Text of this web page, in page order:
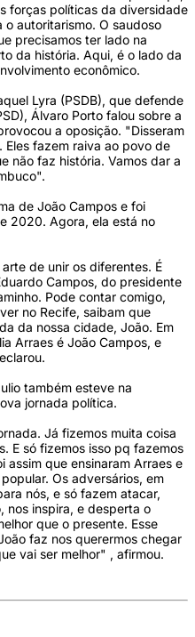
forças políticas da diversidade
autoritarismo. O saudoso
precisamos ter lado na
da história. Aqui, é o lado da
econômico.
Lyra (PSDB), que defende
Álvaro Porto falou sobre a
a oposição. "Disseram
fazem raiva ao povo de
não faz história. Vamos dar a
de João Campos e foi
2020. Agora, ela está no
de unir os diferentes. É
Campos, do presidente
Pode contar comigo,
no Recife, saibam que
da nossa cidade, João. Em
Arraes é João Campos, e
também esteve na
jornada política.
Já fizemos muita coisa
E só fizemos isso pq fazemos
assim que ensinaram Arraes e
Os adversários, em
nós, e só fazem atacar,
nos inspira, e desperta o
que o presente. Esse
faz nos querermos chegar
vai ser melhor" , afirmou.